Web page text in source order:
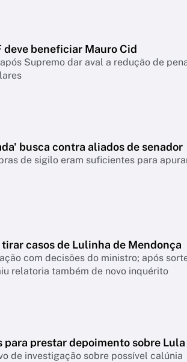
deve beneficiar Mauro Cid
Supremo dar aval a redução de
busca contra aliados de senador
de sigilo eram suficientes para
casos de Lulinha de Mendonça
com decisões do ministro; após
relatoria também de novo inquérito
para prestar depoimento sobre Lula
de investigação sobre possível calúnia